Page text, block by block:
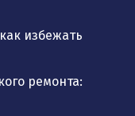
избежать
ремонта: